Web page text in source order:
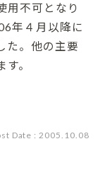
用不可となり
年４月以降に
た。他の主要
。
Date : 2005.10.08